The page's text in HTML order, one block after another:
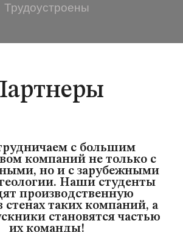
Трудоустроены
с большим
компаний не только с
но и с зарубежными
Наши студенты
производственную
стенах таких компаний, а
становятся частью
их команды!